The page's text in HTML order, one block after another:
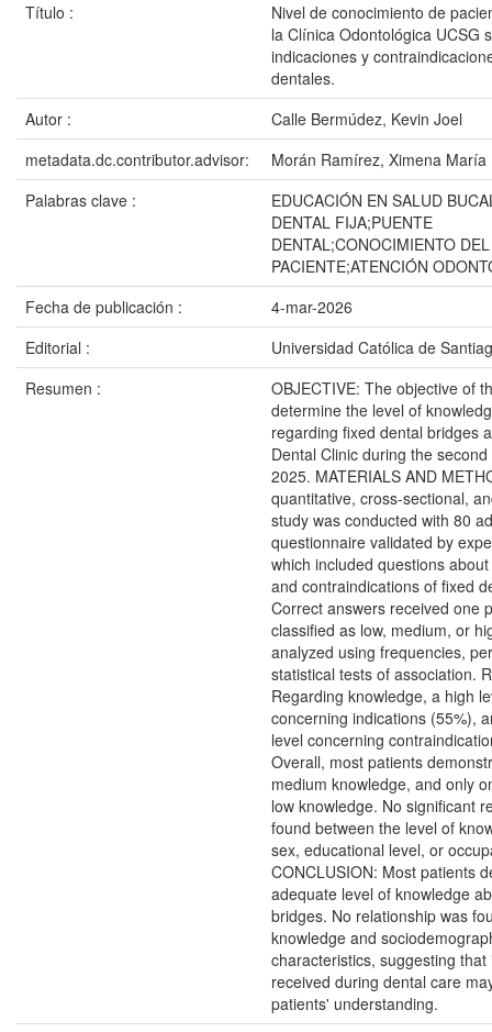
Título :
Nivel de conocimiento de
la Clínica Odontológica UCSG
indicaciones y
dentales.
Autor :
Calle Bermúdez, Kevin Joel
metadata.dc.contributor.advisor:
Morán Ramírez, Ximena María
Palabras clave :
EDUCACIÓN EN SALUD
DENTAL FIJA;PUENTE
DENTAL;CONOCIMIENTO DEL
PACIENTE;ATENCIÓN
Fecha de publicación :
4-mar-2026
Editorial :
Universidad Católica de
Resumen :
OBJECTIVE: The objective of
determine the level of
regarding fixed dental bridges
Dental Clinic during the
2025. MATERIALS AND
quantitative, cross-sectional,
study was conducted with 80
questionnaire validated by
which included questions
and contraindications of fixed
Correct answers received one
classified as low, medium, or
analyzed using frequencies,
statistical tests of association.
Regarding knowledge, a high
concerning indications (55%),
level concerning
Overall, most patients
medium knowledge, and only
low knowledge. No significant
found between the level of
sex, educational level, or
CONCLUSION: Most patients
adequate level of knowledge
bridges. No relationship was
knowledge and
characteristics, suggesting
received during dental care
patients' understanding.